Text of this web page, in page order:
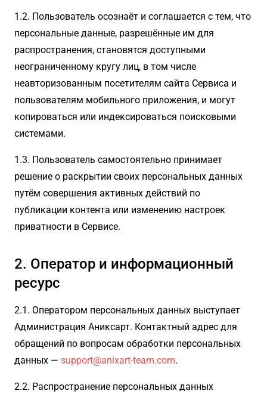
1.2. Пользователь осознаёт и соглашается с тем, что
персональные данные, разрешённые им для
распространения, становятся доступными
неограниченному кругу лиц, в том числе
неавторизованным посетителям сайта Сервиса и
пользователям мобильного приложения, и могут
копироваться или индексироваться поисковыми
системами.
1.3. Пользователь самостоятельно принимает
решение о раскрытии своих персональных данных
путём совершения активных действий по
публикации контента или изменению настроек
приватности в Сервисе.
2. Оператор и информационный
ресурс
2.1. Оператором персональных данных выступает
Администрация Аниксарт. Контактный адрес для
обращений по вопросам обработки персональных
данных — support@anixart-team.com.
2.2. Распространение персональных данных